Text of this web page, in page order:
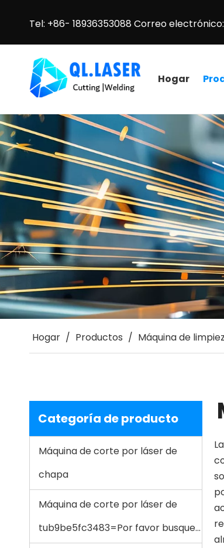
Tel: +86- 18936353088 Correo electrónico:
Hogar
Hogar / Productos / Máquina de
Categoría de producto
Máquina de corte por láser de
chapa
Máquina de corte por láser de
tub9be5fc3483=Por favor busque...